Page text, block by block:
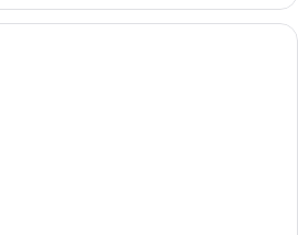
시티 스튜디오, 정원 전망 | 객실 내 금